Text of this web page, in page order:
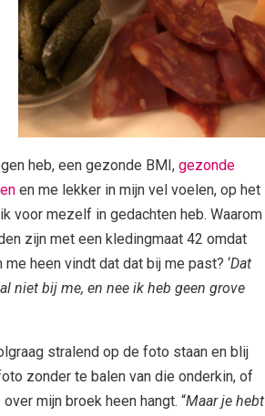
heb, een gezonde BMI, gezonde
en me lekker in mijn vel voelen, op het
voor mezelf in gedachten heb. Waarom
zijn met een kledingmaat 42 omdat
me heen vindt dat dat bij me past? ‘Dat
niet bij me, en nee ik heb geen grove
stralend op de foto staan en blij
zonder te balen van die onderkin, of
mijn broek heen hangt. “Maar je hebt